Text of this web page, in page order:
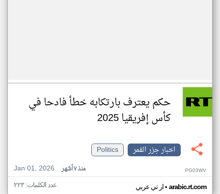
حكم يعترف بارتكابه خطأ فادحا في
كأس إفريقيا 2025
اخبار جزر القمر
Politics
Jan 01, 2026
منذ ٧ أشهر PG03WV
ار تي عربي• arabic.rt.com عدد الكلمات: ٢٢٣